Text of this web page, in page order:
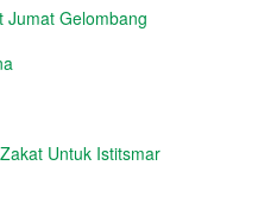
Jumat Gelombang
Untuk Istitsmar